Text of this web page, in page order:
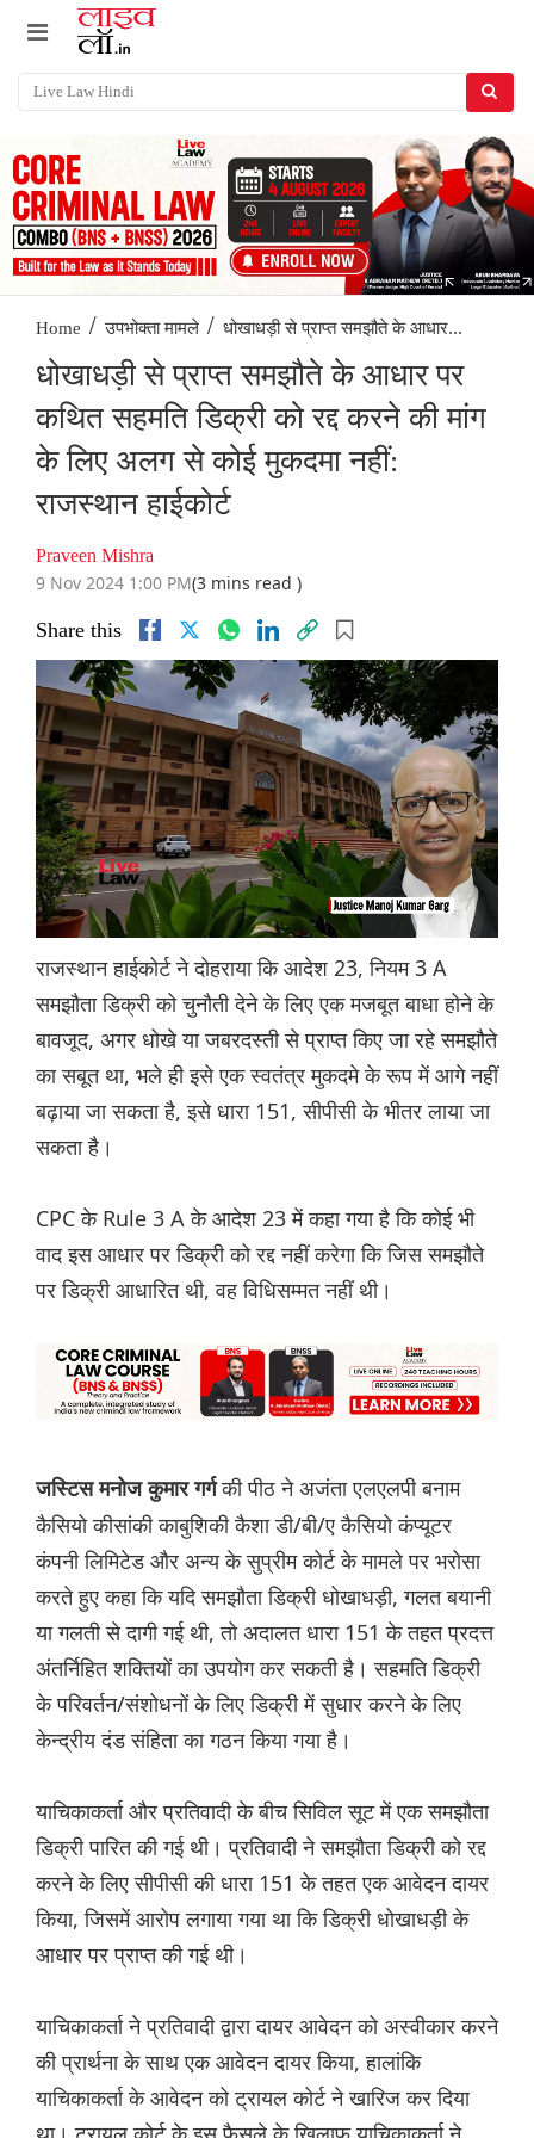
Home / उपभोक्ता मामले / धोखाधड़ी से प्राप्त समझौते के आधार...
धोखाधड़ी से प्राप्त समझौते के आधार पर
कथित सहमति डिक्री को रद्द करने की मांग
के लिए अलग से कोई मुकदमा नहीं:
राजस्थान हाईकोर्ट
Praveen Mishra
9 Nov 2024 1:00 PM(3 mins read )
Share this
राजस्थान हाईकोर्ट ने दोहराया कि आदेश 23, नियम 3 A
समझौता डिक्री को चुनौती देने के लिए एक मजबूत बाधा होने के
बावजूद, अगर धोखे या जबरदस्ती से प्राप्त किए जा रहे समझौते
का सबूत था, भले ही इसे एक स्वतंत्र मुकदमे के रूप में आगे नहीं
बढ़ाया जा सकता है, इसे धारा 151, सीपीसी के भीतर लाया जा
सकता है।
CPC के Rule 3 A के आदेश 23 में कहा गया है कि कोई भी
वाद इस आधार पर डिक्री को रद्द नहीं करेगा कि जिस समझौते
पर डिक्री आधारित थी, वह विधिसम्मत नहीं थी।
जस्टिस मनोज कुमार गर्गकी पीठ ने अजंता एलएलपी बनाम
कैसियो कीसांकी काबुशिकी कैशा डी/बी/ए कैसियो कंप्यूटर
कंपनी लिमिटेड और अन्य के सुप्रीम कोर्ट के मामले पर भरोसा
करते हुए कहा कि यदि समझौता डिक्री धोखाधड़ी, गलत बयानी
या गलती से दागी गई थी, तो अदालत धारा 151 के तहत प्रदत्त
अंतर्निहित शक्तियों का उपयोग कर सकती है। सहमति डिक्री
के परिवर्तन/संशोधनों के लिए डिक्री में सुधार करने के लिए
केन्द्रीय दंड संहिता का गठन किया गया है।
याचिकाकर्ता और प्रतिवादी के बीच सिविल सूट में एक समझौता
डिक्री पारित की गई थी। प्रतिवादी ने समझौता डिक्री को रद्द
करने के लिए सीपीसी की धारा 151 के तहत एक आवेदन दायर
किया, जिसमें आरोप लगाया गया था कि डिक्री धोखाधड़ी के
आधार पर प्राप्त की गई थी।
याचिकाकर्ता ने प्रतिवादी द्वारा दायर आवेदन को अस्वीकार करने
की प्रार्थना के साथ एक आवेदन दायर किया, हालांकि
याचिकाकर्ता के आवेदन को ट्रायल कोर्ट ने खारिज कर दिया